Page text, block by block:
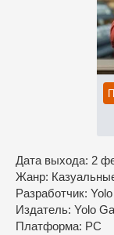
Дата выхода: 2
Жанр:
Разработчик:
Издатель: Yolo
Платформа: PC